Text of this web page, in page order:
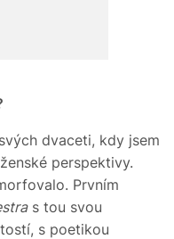
dvaceti, kdy jsem
perspektivy.
Prvním
s tou svou
s poetikou